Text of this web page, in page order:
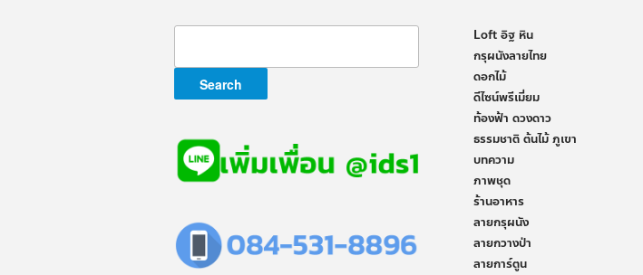
Loft อิฐ หิน
กรุผนังลายไทย
ดอกไม้
ดีไซน์พรีเมี่ยม
ท้องฟ้า ดวงดาว
ธรรมชาติ ต้นไม้ ภูเขา
บทความ
ภาพชุด
ร้านอาหาร
ลายกรุผนัง
ลายกวางป่า
ลายการ์ตูน